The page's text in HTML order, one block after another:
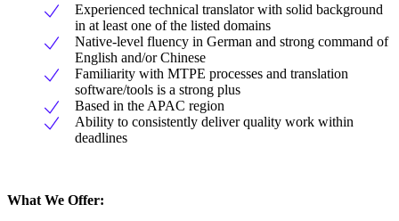
Experienced technical translator with solid background
in at least one of the listed domains
Native-level fluency in German and strong command of
English and/or Chinese
Familiarity with MTPE processes and translation
software/tools is a strong plus
Based in the APAC region
Ability to consistently deliver quality work within
deadlines
What We Offer: